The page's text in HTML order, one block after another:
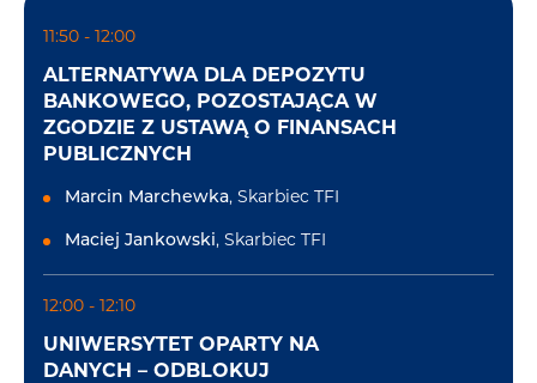
11:50 - 12:00
ALTERNATYWA DLA DEPOZYTU
BANKOWEGO, POZOSTAJĄCA W
ZGODZIE Z USTAWĄ O FINANSACH
PUBLICZNYCH
Marcin Marchewka, Skarbiec TFI
Maciej Jankowski, Skarbiec TFI
12:00 - 12:10
UNIWERSYTET OPARTY NA
DANYCH – ODBLOKUJ